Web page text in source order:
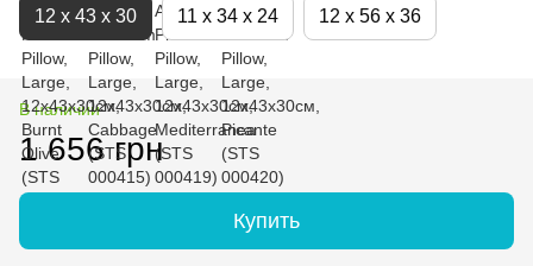
12 x 43 x 30 11 x 34 x 24 12 x 56 x 36
В наличии
1 656 грн
Купить